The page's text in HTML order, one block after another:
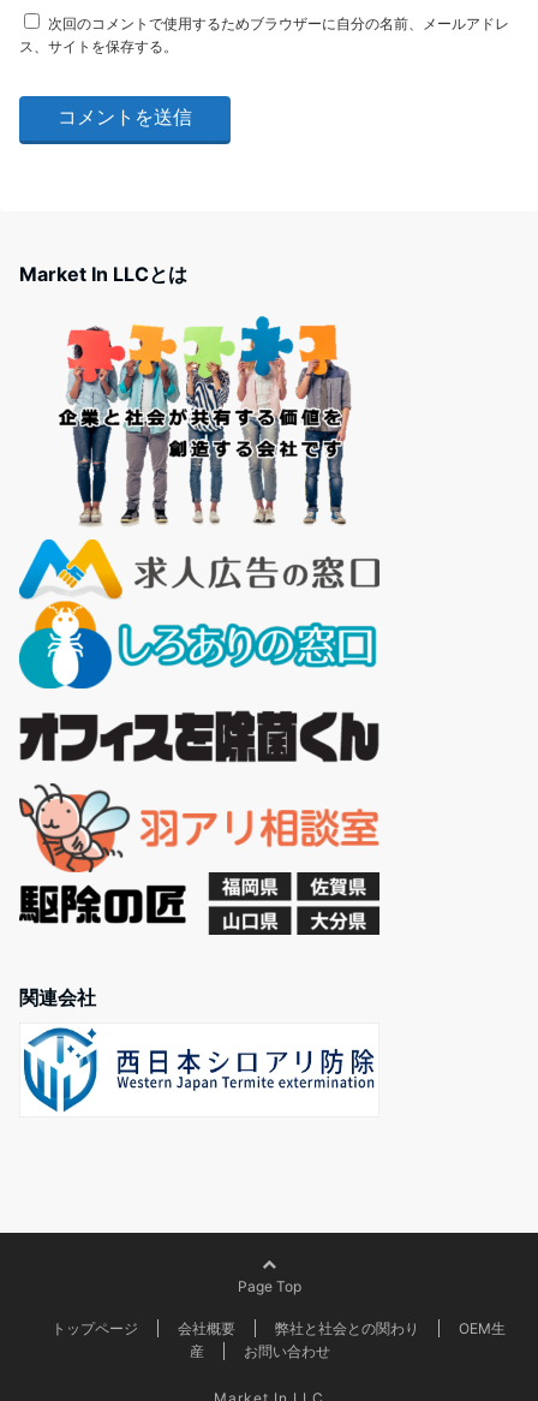
次回のコメントで使用するためブラウザーに自分の名前、メールアドレ
ス、サイトを保存する。
Market In LLCとは
関連会社
Page Top
トップページ 会社概要 弊社と社会との関わり
OEM生
産
お問い合わせ